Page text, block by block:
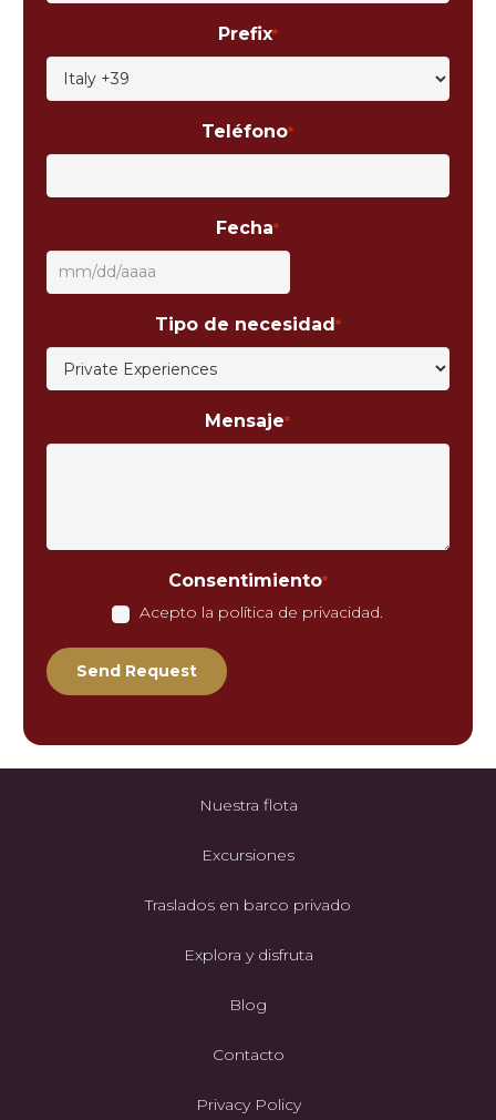
Prefix*
Teléfono*
Fecha*
MM
barra
AAAA
Tipo de necesidad*
Mensaje*
Consentimiento*
Acepto la política de privacidad.
Nuestra flota
Excursiones
Traslados en barco privado
Explora y disfruta
Blog
Contacto
Privacy Policy